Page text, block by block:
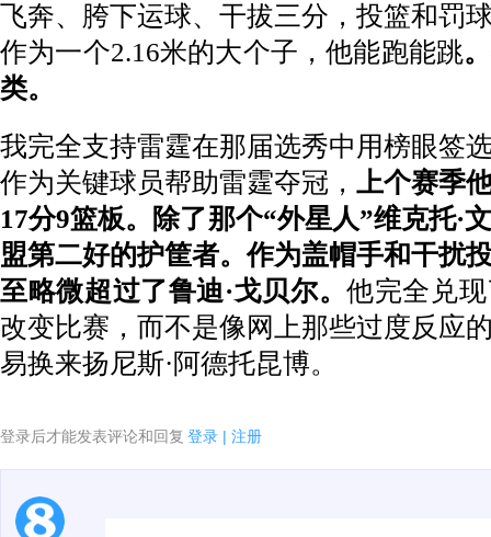
飞奔、胯下运球、干拔三分，投篮和罚
作为一个2.16米的大个子，他能跑能跳
类。
我完全支持雷霆在那届选秀中用榜眼签
作为关键球员帮助雷霆夺冠， 上个赛季
17分9篮板。除了那个“外星人”维克托·
盟第二好的护筐者。作为盖帽手和干扰
至略微超过了鲁迪·戈贝尔。他完全兑
改变比赛，而不是像网上那些过度反应
易换来扬尼斯·阿德托昆博。
登录后才能发表评论和回复 登录 | 注册